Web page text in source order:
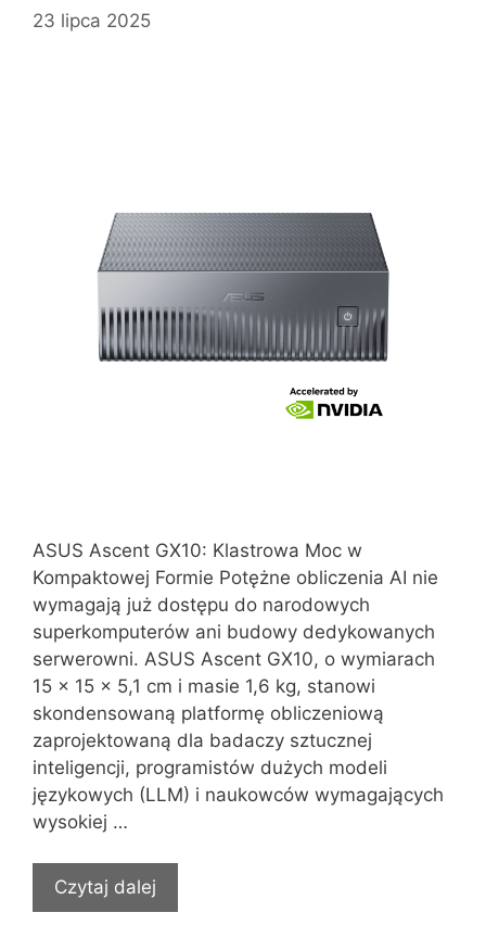
23 lipca 2025
ASUS Ascent GX10: Klastrowa Moc w
Kompaktowej Formie Potężne obliczenia AI nie
wymagają już dostępu do narodowych
superkomputerów ani budowy dedykowanych
serwerowni. ASUS Ascent GX10, o wymiarach
15 × 15 × 5,1 cm i masie 1,6 kg, stanowi
skondensowaną platformę obliczeniową
zaprojektowaną dla badaczy sztucznej
inteligencji, programistów dużych modeli
językowych (LLM) i naukowców wymagających
wysokiej …
Czytaj dalej